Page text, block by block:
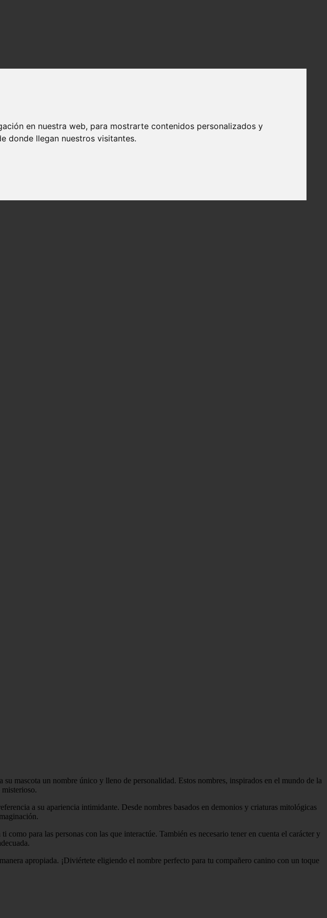
en nuestra web, para mostrarte contenidos personalizados y
donde llegan nuestros visitantes.
mascota un nombre único y lleno de personalidad. Estos nombres, inspirados en el mundo de la
a su apariencia intimidante. Desde nombres basados en demonios y criaturas mitológicas
para las personas con las que interactúe. También es necesario tener en cuenta el carácter y
apropiada. ¡Diviértete eligiendo el nombre perfecto para tu compañero canino con un toque